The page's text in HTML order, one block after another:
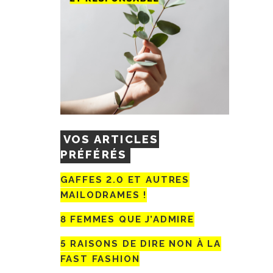
VOS ARTICLES
PRÉFÉRÉS
GAFFES 2.0 ET AUTRES
MAILODRAMES !
8 FEMMES QUE J’ADMIRE
5 RAISONS DE DIRE NON À LA
FAST FASHION